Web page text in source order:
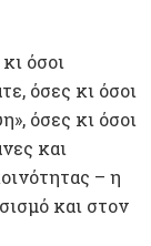
όσοι
όσες κι όσοι
όσες κι όσοι
και
– η
και στον